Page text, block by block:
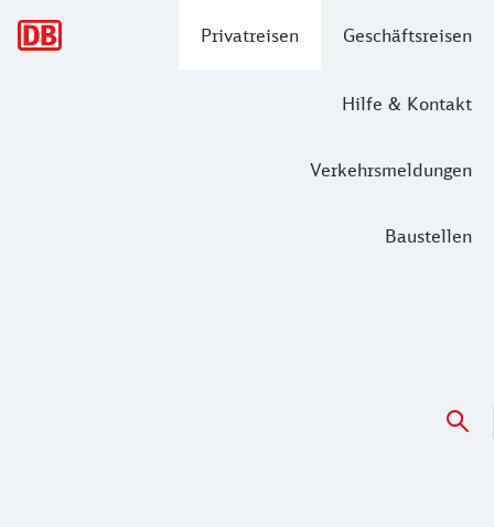
Privatreisen Geschäftsreisen
Hilfe & Kontakt
Verkehrsmeldungen
Baustellen